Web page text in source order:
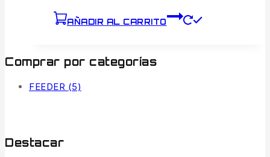
AÑADIR AL CARRITO
Comprar por categorías
FEEDER (5)
Destacar